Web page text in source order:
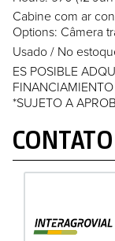
Cabine com ar
Options: Câmera
Usado / No
ES POSIBLE
*SUJETO A
CONTATO